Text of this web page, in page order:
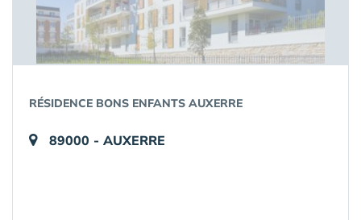
RÉSIDENCE BONS ENFANTS AUXERRE
89000 - AUXERRE